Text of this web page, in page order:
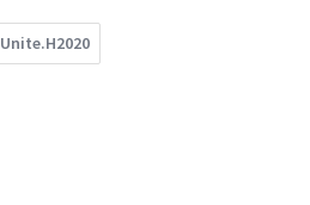
Unite.H2020